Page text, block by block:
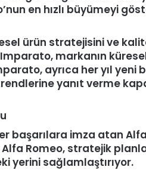
en hızlı büyümeyi
ürün stratejisini ve
markanın
ayrıca her yıl yeni
yanıt verme
başarılara imza atan Alfa
Romeo, stratejik
yerini sağlamlaştırıyor.